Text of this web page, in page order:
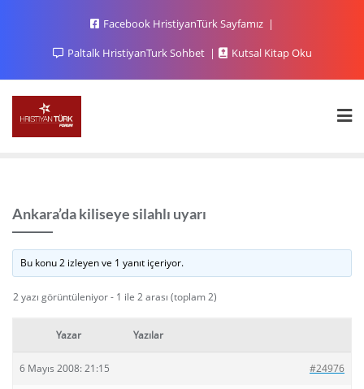
Facebook HristiyanTürk Sayfamız
Paltalk HristiyanTurk Sohbet
Kutsal Kitap Oku
Ankara’da kiliseye silahlı uyarı
Bu konu 2 izleyen ve 1 yanıt içeriyor.
2 yazı görüntüleniyor - 1 ile 2 arası (toplam 2)
Yazar Yazılar
6 Mayıs 2008: 21:15 #24976